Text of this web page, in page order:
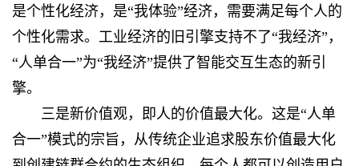
是个性化经济，是“我体验”经济，需要满足每个人的
个性化需求。工业经济的旧引擎支持不了“我经济”，
“人单合一”为“我经济”提供了智能交互生态的新引
擎。
三是新价值观，即人的价值最大化。这是“人单
合一”模式的宗旨，从传统企业追求股东价值最大化